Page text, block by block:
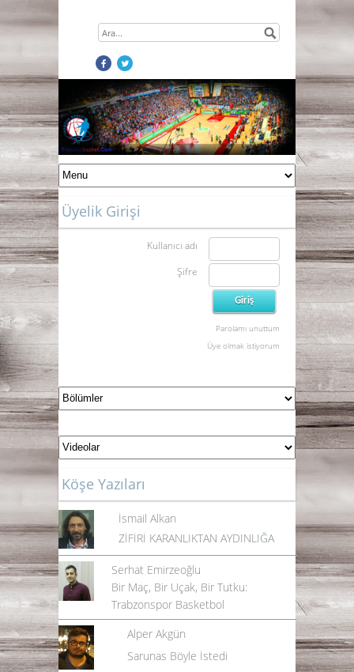
Üyelik Girişi
Kullanıcı adı
Şifre
Parolamı unuttum
Üye olmak istiyorum
Köşe Yazıları
İsmail Alkan
ZİFİRİ KARANLIKTAN AYDINLIĞA
Serhat Emirzeoğlu
Bir Maç, Bir Uçak, Bir Tutku:
Trabzonspor Basketbol
Alper Akgün
Sarunas Böyle İstedi